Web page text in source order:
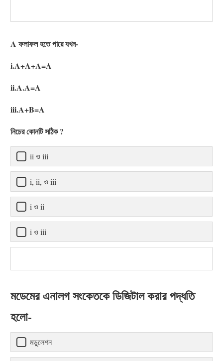
A ফলাফল হতে পারে যখন-
i.A+A+A=A
ii.A.A=A
iii.A+B=A
নিচের কোনটি সঠিক ?
ii ও iii
i, ii, ও iii
i ও ii
i ও iii
মডেমের এনালগ সংকেতকে ডিজিটাল করার পদ্ধতি
হলো-
মডুলেশন